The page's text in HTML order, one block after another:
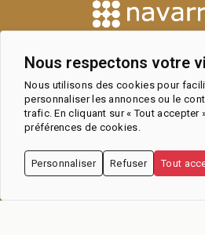
OBSERVATOIRE DU
ESPACE
OFFICES DE
MENTIONS
LÉGALES ET
POLITIQUE DE
COOKIES
Nous respectons votre
Nous utilisons des cookies pour
personnaliser les annonces ou le
trafic. En cliquant sur « Tout accepter
préférences de cookies.
Personnaliser Refuser Tout